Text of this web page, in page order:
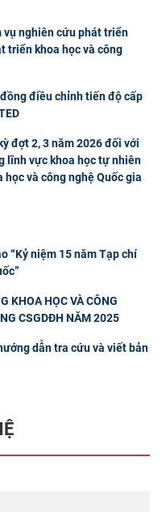
vụ nghiên cứu phát triển
triển khoa học và công
điều chỉnh tiến độ cấp
đợt 2, 3 năm 2026 đối với
lĩnh vực khoa học tự nhiên
và công nghệ Quốc gia
“Kỷ niệm 15 năm Tạp chí
KHOA HỌC VÀ CÔNG
CSGDĐH NĂM 2025
dẫn tra cứu và viết bản